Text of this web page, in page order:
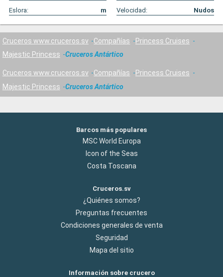
Eslora:
m Velocidad: Nudos
Cruceros www.cruceros.sv Compañías
Princess Cruises
Majestic Princess
Cruceros Antártico
Cruceros www.cruceros.sv Compañías
Princess Cruises
Majestic Princess
Cruceros Antártico
Barcos más populares
MSC World Europa
Icon of the Seas
Costa Toscana
Cruceros.sv
¿Quiénes somos?
Preguntas frecuentes
Condiciones generales de venta
Seguridad
Mapa del sitio
Información sobre crucero